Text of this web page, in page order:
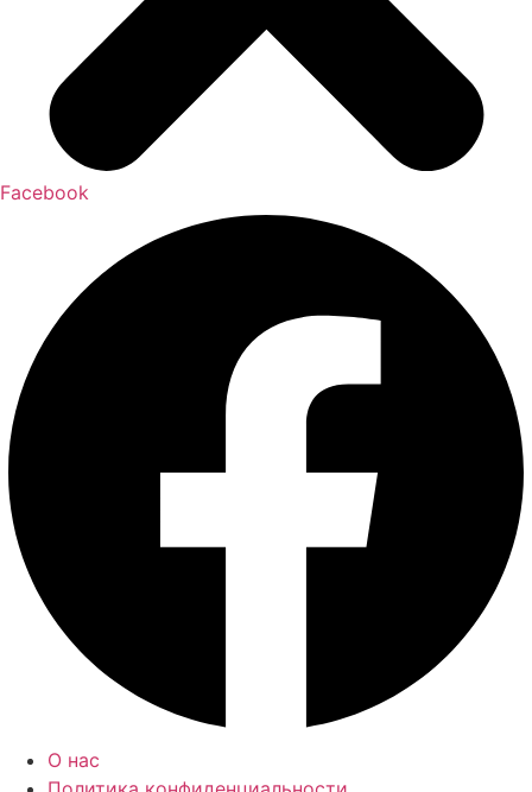
Facebook
О нас